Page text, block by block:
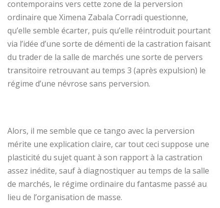
contemporains vers cette zone de la perversion
ordinaire que Ximena Zabala Corradi questionne,
qu’elle semble écarter, puis qu’elle réintroduit pourtant
via l’idée d’une sorte de démenti de la castration faisant
du trader de la salle de marchés une sorte de pervers
transitoire retrouvant au temps 3 (après expulsion) le
régime d’une névrose sans perversion.
Alors, il me semble que ce tango avec la perversion
mérite une explication claire, car tout ceci suppose une
plasticité du sujet quant à son rapport à la castration
assez inédite, sauf à diagnostiquer au temps de la salle
de marchés, le régime ordinaire du fantasme passé au
lieu de l’organisation de masse.